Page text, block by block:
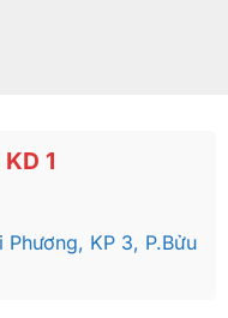
1
KP 3, P.Bửu